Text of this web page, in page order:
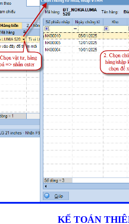
KẾ TOÁN